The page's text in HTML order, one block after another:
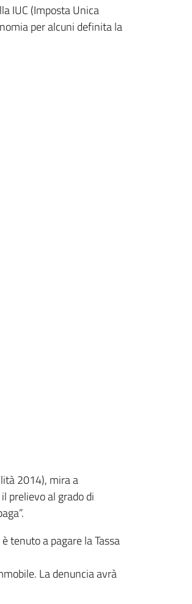
IUC (Imposta Unica
per alcuni definita la
2014), mira a
prelievo al grado di
tenuto a pagare la Tassa
La denuncia avrà